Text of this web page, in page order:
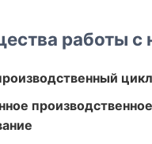
работы с
цикл
производственное